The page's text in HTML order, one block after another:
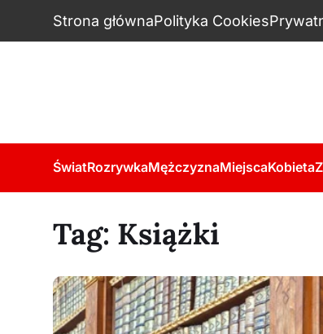
Strona głównaPolityka Cookies
ŚwiatRozrywkaMężczyznaMiejscaKobieta
Tag: Książki